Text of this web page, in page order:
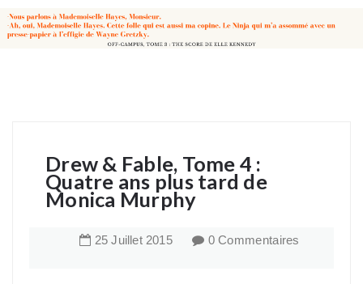
Drew & Fable, Tome 4 :
Quatre ans plus tard de
Monica Murphy
25 Juillet 2015 0 Commentaires